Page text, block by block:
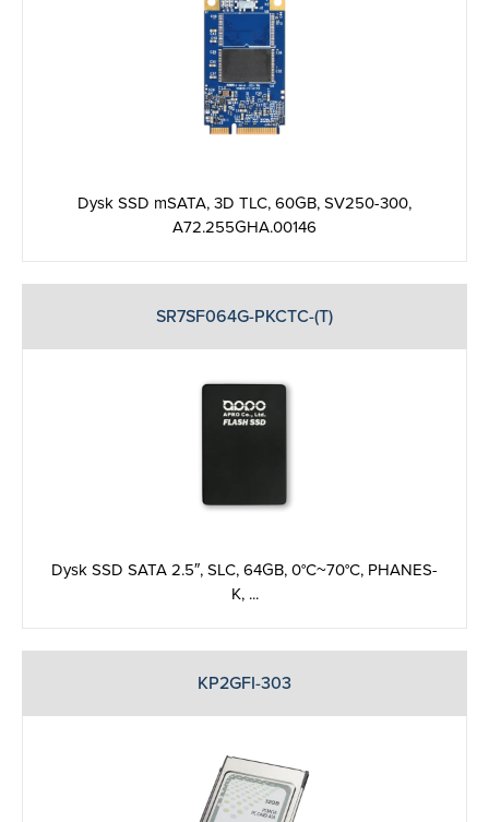
Dysk SSD mSATA, 3D TLC, 60GB, SV250-300,
A72.255GHA.00146
SR7SF064G-PKCTC-(T)
Dysk SSD SATA 2.5″, SLC, 64GB, 0°C~70°C, PHANES-
K, ...
KP2GFI-303